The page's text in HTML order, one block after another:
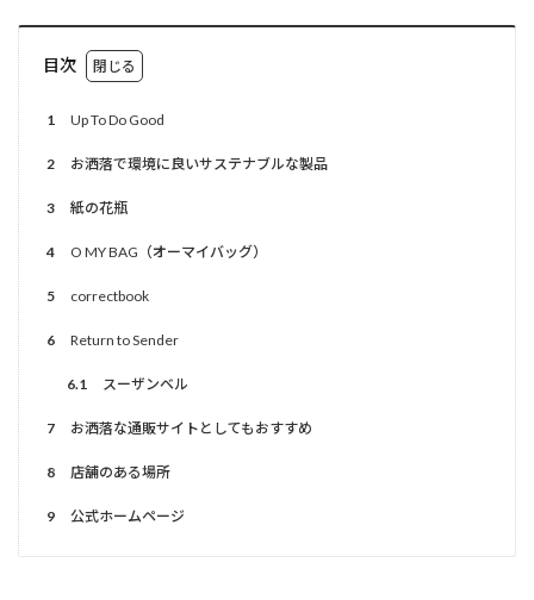
目次
1 Up To Do Good
2 お洒落で環境に良いサステナブルな製品
3 紙の花瓶
4 O MY BAG（オーマイバッグ）
5 correctbook
6 Return to Sender
6.1 スーザンベル
7 お洒落な通販サイトとしてもおすすめ
8 店舗のある場所
9 公式ホームページ